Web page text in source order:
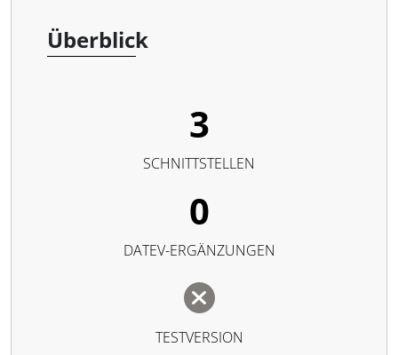
Überblick
3
SCHNITTSTELLEN
0
DATEV-ERGÄNZUNGEN
TESTVERSION